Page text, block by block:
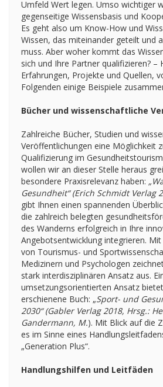
Umfeld Wert legen. Umso wichtiger
gegenseitige Wissensbasis und
Es geht also um Know-How und
Wissen, das miteinander geteilt und
muss. Aber woher kommt das
sich und Ihre Partner qualifizieren? –
Erfahrungen, Projekte und Quellen,
Folgenden einige Beispiele
Bücher und wissenschaftliche
Zahlreiche Bücher, Studien und
Veröffentlichungen eine Möglichkeit
Qualifizierung im
wollen wir an dieser Stelle heraus
besondere Praxisrelevanz haben:
Gesundheit“ (Erich Schmidt Verlag
gibt Ihnen einen spannenden
die zahlreich belegten
des Wanderns erfolgreich in Ihre
Angebotsentwicklung integrieren.
von Tourismus- und
Medizinern und Psychologen
stark interdisziplinären Ansatz aus.
umsetzungsorientierten Ansatz
erschienene Buch: „Sport- und
2030“ (Gabler Verlag 2018, Hrsg.:
Gandermann, M.). Mit Blick auf die
es im Sinne eines
„Generation Plus“.
Handlungshilfen und Leitfäden